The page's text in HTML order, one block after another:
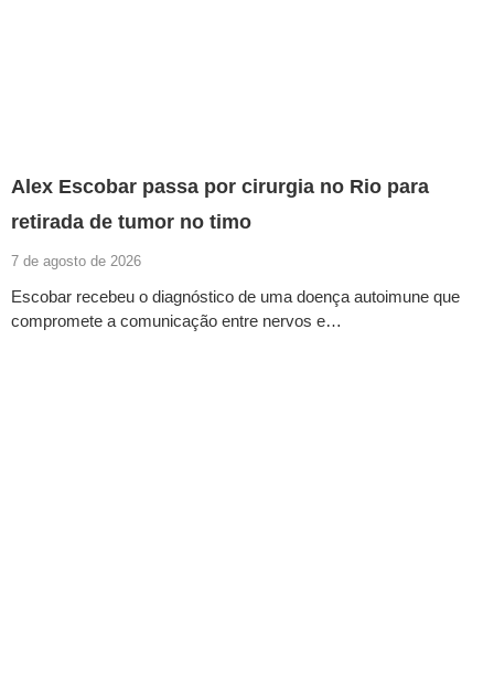
Alex Escobar passa por cirurgia no Rio para
retirada de tumor no timo
7 de agosto de 2026
Escobar recebeu o diagnóstico de uma doença autoimune que
compromete a comunicação entre nervos e…